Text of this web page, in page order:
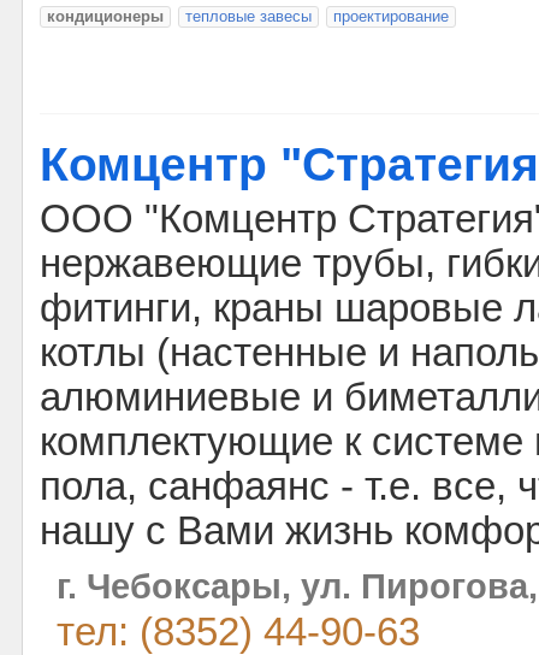
кондиционеры тепловые завесы проектирование
Комцентр
ООО "Комцентр
нержавеющие трубы,
фитинги, краны шаровые
котлы (настенные и
алюминиевые и
комплектующие к системе
пола, санфаянс - т.е. все,
нашу с Вами жизнь
г. Чебоксары, ул.
тел: (8352) 44-90-63